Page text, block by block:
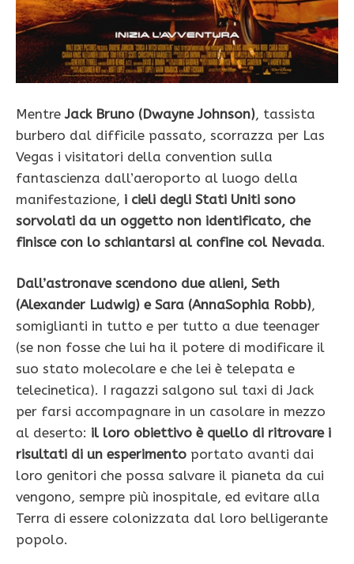
MentreJack Bruno (Dwayne Johnson), tassista
burbero dal difficile passato, scorrazza per Las
Vegas i visitatori della convention sulla
fantascienza dall’aeroporto al luogo della
manifestazione, i cieli degli Stati Uniti sono
sorvolati da un oggetto non identificato, che
finisce con lo schiantarsi al confine col Nevada.
Dall’astronave scendono due alieni, Seth
(Alexander Ludwig) e Sara (AnnaSophia Robb),
somiglianti in tutto e per tutto a due teenager
(se non fosse che lui ha il potere di modificare il
suo stato molecolare e che lei è telepata e
telecinetica). I ragazzi salgono sul taxi di Jack
per farsi accompagnare in un casolare in mezzo
al deserto: il loro obiettivo è quello di ritrovare i
risultati di un esperimento portato avanti dai
loro genitori che possa salvare il pianeta da cui
vengono, sempre più inospitale, ed evitare alla
Terra di essere colonizzata dal loro belligerante
popolo.